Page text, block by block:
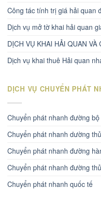
Công tác tính trị giá hải quan
Dịch vụ mở tờ khai hải quan
DỊCH VỤ KHAI HẢI QUAN
Dịch vụ khai thuê Hải quan
DỊCH VỤ CHUYỂN PHÁT
Chuyển phát nhanh đường bộ
Chuyển phát nhanh dường
Chuyển phát nhanh đường
Chuyển phát nhanh đường
Chuyển phát nhanh quốc tế